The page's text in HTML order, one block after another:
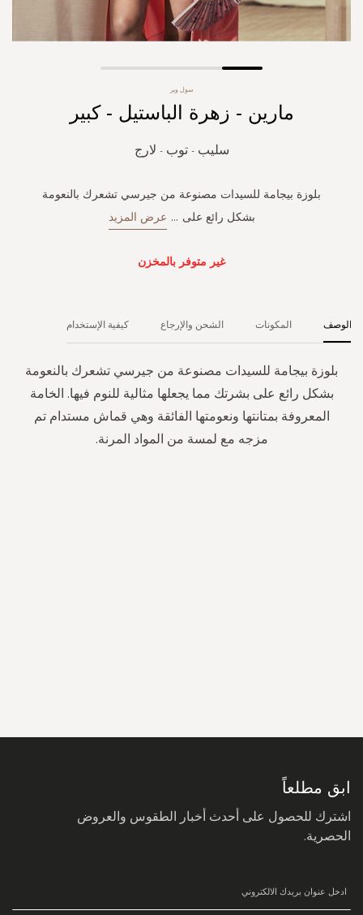
سول وير
مارين - زهرة الباستيل - كبير
سليب - توب - لارج
بلوزة بيجامة للسيدات مصنوعة من جيرسي تشعرك بالنعومة
بشكل رائع على ... عرض المزيد
غير متوفر بالمخزن
الوصف
بلوزة بيجامة للسيدات مصنوعة من جيرسي تشعرك بالنعومة
بشكل رائع على بشرتك مما يجعلها مثالية للنوم فيها. الخامة
المعروفة بمتانتها ونعومتها الفائقة وهي قماش مستدام تم
مزجه مع لمسة من المواد المرنة.
المكونات الشحن والإرجاع كيفية الإستخدام
ابق مطلعاً
اشترك للحصول على أحدث أخبار الطقوس والعروض
الحصرية.